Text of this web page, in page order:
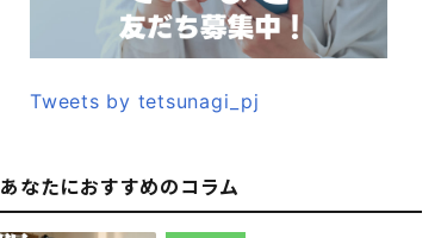
Tweets by tetsunagi_pj
あなたにおすすめのコラム